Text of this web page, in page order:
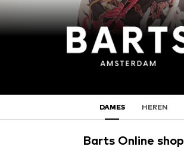
DAMES HEREN
Barts Online shop